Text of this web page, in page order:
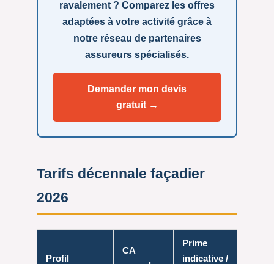
ravalement ? Comparez les offres
adaptées à votre activité grâce à
notre réseau de partenaires
assureurs spécialisés.
Demander mon devis
gratuit →
Tarifs décennale façadier
2026
Profil
CA
Prime
indicative /